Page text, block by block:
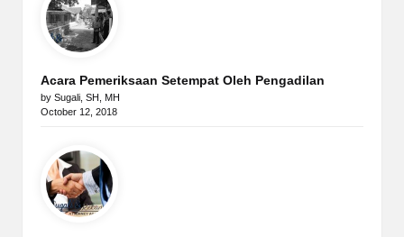
Acara Pemeriksaan Setempat Oleh Pengadilan
by Sugali, SH, MH
October 12, 2018